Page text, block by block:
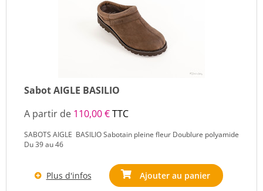
Sabot AIGLE BASILIO
A partir de 110,00 €TTC
SABOTS AIGLE BASILIO Sabotain pleine fleur Doublure polyamide
Du 39 au 46
Plus d'infos Ajouter au panier